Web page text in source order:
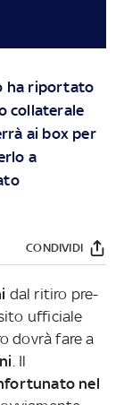
ha riportato
collaterale
ai box per
a
CONDIVIDI
dal ritiro pre-
ufficiale
dovrà fare a
. Il
nel